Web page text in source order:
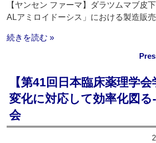
【ヤンセン ファーマ】ダラツムマブ皮
ALアミロイドーシス」における製造販
続きを読む »
【第41回日本臨床薬理学会
変化に対応して効率化図る
会